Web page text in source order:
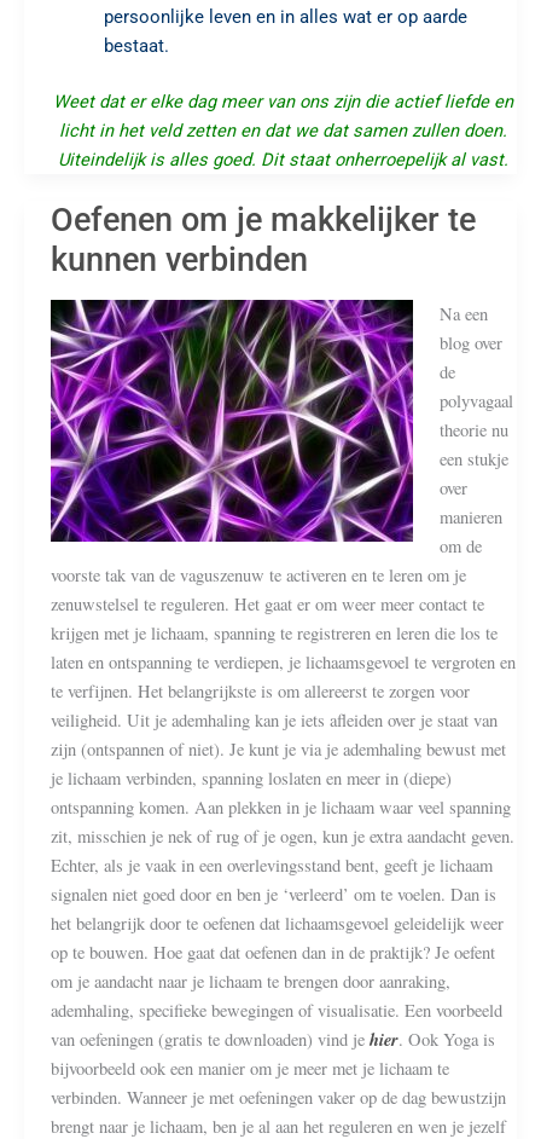
persoonlijke leven en in alles wat er op aarde
bestaat.
Weet dat er elke dag meer van ons zijn die actief liefde en
licht in het veld zetten en dat we dat samen zullen doen.
Uiteindelijk is alles goed. Dit staat onherroepelijk al vast.
Oefenen om je makkelijker te
kunnen verbinden
Na een
blog over
de
polyvagaal
theorie nu
een stukje
over
manieren
om de
voorste tak van de vaguszenuw te activeren en te leren om je
zenuwstelsel te reguleren. Het gaat er om weer meer contact te
krijgen met je lichaam, spanning te registreren en leren die los te
laten en ontspanning te verdiepen, je lichaamsgevoel te vergroten en
te verfijnen. Het belangrijkste is om allereerst te zorgen voor
veiligheid. Uit je ademhaling kan je iets afleiden over je staat van
zijn (ontspannen of niet). Je kunt je via je ademhaling bewust met
je lichaam verbinden, spanning loslaten en meer in (diepe)
ontspanning komen. Aan plekken in je lichaam waar veel spanning
zit, misschien je nek of rug of je ogen, kun je extra aandacht geven.
Echter, als je vaak in een overlevingsstand bent, geeft je lichaam
signalen niet goed door en ben je ‘verleerd’ om te voelen. Dan is
het belangrijk door te oefenen dat lichaamsgevoel geleidelijk weer
op te bouwen. Hoe gaat dat oefenen dan in de praktijk? Je oefent
om je aandacht naar je lichaam te brengen door aanraking,
ademhaling, specifieke bewegingen of visualisatie. Een voorbeeld
van oefeningen (gratis te downloaden) vind je hier. Ook Yoga is
bijvoorbeeld ook een manier om je meer met je lichaam te
verbinden. Wanneer je met oefeningen vaker op de dag bewustzijn
brengt naar je lichaam, ben je al aan het reguleren en wen je jezelf